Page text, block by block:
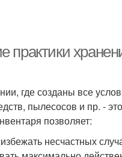
где созданы все
пылесосов и пр. -
позволяет:
несчастных